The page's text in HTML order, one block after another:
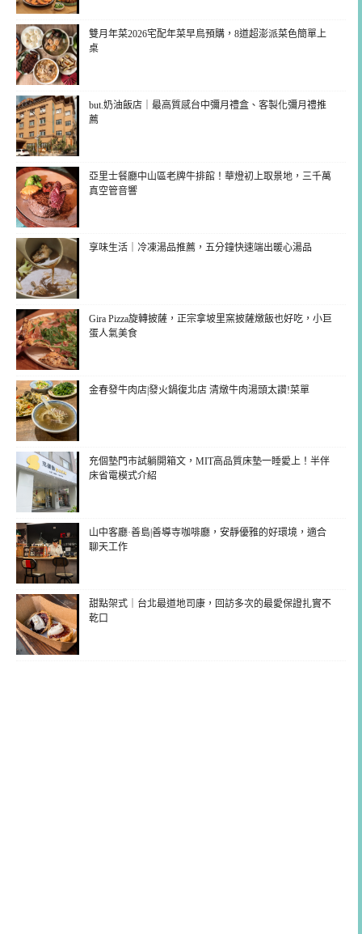
雙月年菜2026宅配年菜早鳥預購，8道超澎派菜色簡單上
桌
but.奶油飯店｜最高質感台中彌月禮盒、客製化彌月禮推
薦
亞里士餐廳中山區老牌牛排館！華燈初上取景地，三千萬
真空管音響
享味生活｜冷凍湯品推薦，五分鐘快速端出暖心湯品
Gira Pizza旋轉披薩，正宗拿坡里窯披薩燉飯也好吃，小巨
蛋人氣美食
金春發牛肉店|發火鍋復北店 清燉牛肉湯頭太讚!菜單
充個墊門市試躺開箱文，MIT高品質床墊一睡愛上！半伴
床省電模式介紹
山中客廳·善島|善導寺咖啡廳，安靜優雅的好環境，適合
聊天工作
甜點架式｜台北最道地司康，回訪多次的最愛保證扎實不
乾口